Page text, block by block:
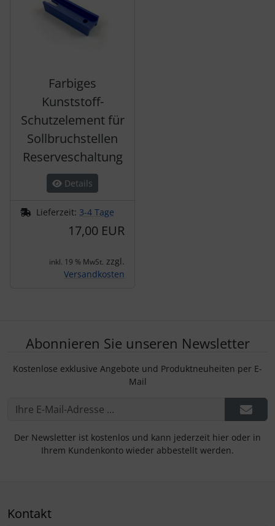
Farbiges
Kunststoff-
Schutzelement für
Sollbruchstellen
Reserveschaltung
Details
Lieferzeit: 3-4 Tage
17,00 EUR
inkl. 19 % MwSt. zzgl.
Versandkosten
Abonnieren Sie unseren Newsletter
Kostenlose exklusive Angebote und Produktneuheiten per E-
Mail
Der Newsletter ist kostenlos und kann jederzeit hier oder in
Ihrem Kundenkonto wieder abbestellt werden.
Kontakt